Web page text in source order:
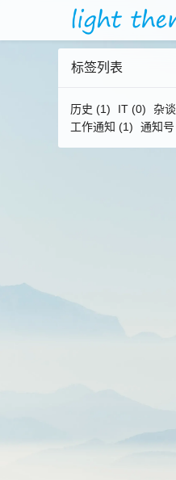
标签列表
历史 (1) IT (0) 杂谈
工作通知 (1) 通知号